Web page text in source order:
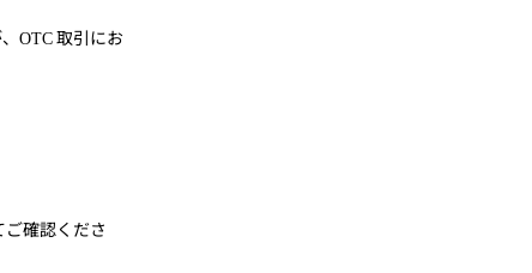
OTC 取引にお
確認くださ